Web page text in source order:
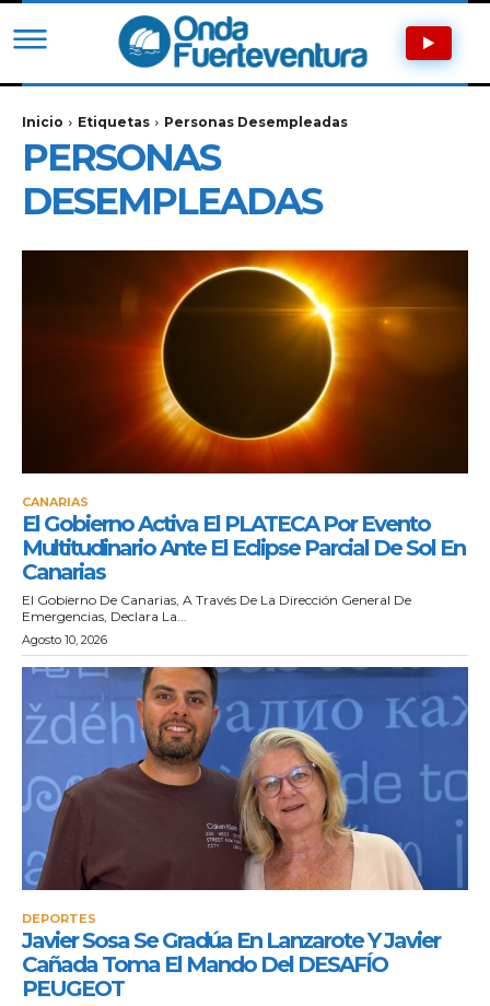
Inicio Etiquetas Personas Desempleadas
PERSONAS
DESEMPLEADAS
CANARIAS
El Gobierno Activa El PLATECA Por Evento
Multitudinario Ante El Eclipse Parcial De Sol En
Canarias
El Gobierno De Canarias, A Través De La Dirección General De
Emergencias, Declara La...
Agosto 10, 2026
DEPORTES
Javier Sosa Se Gradúa En Lanzarote Y Javier
Cañada Toma El Mando Del DESAFÍO
PEUGEOT